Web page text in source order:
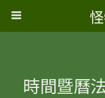
時間暨曆